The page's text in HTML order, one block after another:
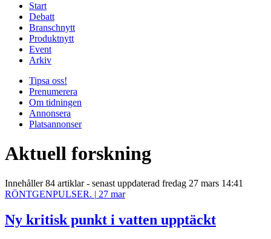
Start
Debatt
Branschnytt
Produktnytt
Event
Arkiv
Tipsa oss!
Prenumerera
Om tidningen
Annonsera
Platsannonser
Aktuell forskning
Innehåller84 artiklar- senast uppdaterad fredag 27 mars 14:41
RÖNTGENPULSER. | 27 mar
Ny kritisk punkt i vatten upptäckt